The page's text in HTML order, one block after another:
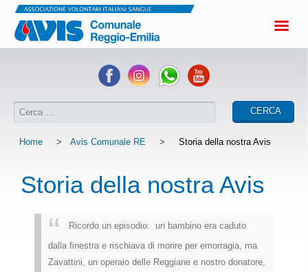
Home > Avis Comunale RE > Storia della nostra Avis
Storia della nostra Avis
Ricordo un episodio: un bambino era caduto
dalla finestra e rischiava di morire per emorragia, ma
Zavattini, un operaio delle Reggiane e nostro donatore,